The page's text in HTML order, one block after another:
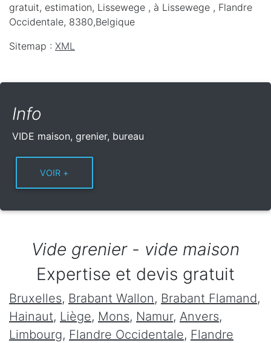
gratuit, estimation, Lissewege , à Lissewege , Flandre
Occidentale, 8380,Belgique
Sitemap : XML
Info
VIDE maison, grenier, bureau
Vide grenier - vide maison
Expertise et devis gratuit
Bruxelles, Brabant Wallon, Brabant Flamand,
Hainaut, Liège, Mons, Namur, Anvers,
Limbourg, Flandre Occidentale, Flandre